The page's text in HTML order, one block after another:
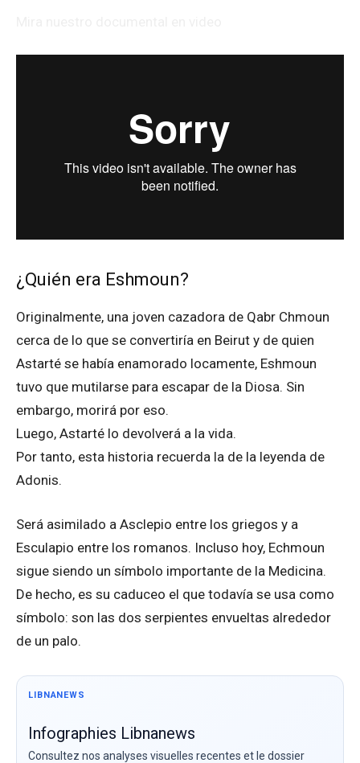
¿Quién era Eshmoun?
Originalmente, una joven cazadora de Qabr Chmoun
cerca de lo que se convertiría en Beirut y de quien
Astarté se había enamorado locamente, Eshmoun
tuvo que mutilarse para escapar de la Diosa. Sin
embargo, morirá por eso.
Luego, Astarté lo devolverá a la vida.
Por tanto, esta historia recuerda la de la leyenda de
Adonis.
Será asimilado a Asclepio entre los griegos y a
Esculapio entre los romanos. Incluso hoy, Echmoun
sigue siendo un símbolo importante de la Medicina.
De hecho, es su caduceo el que todavía se usa como
símbolo: son las dos serpientes envueltas alrededor
de un palo.
LIBNANEWS
Infographies Libnanews
Consultez nos analyses visuelles recentes et le dossier